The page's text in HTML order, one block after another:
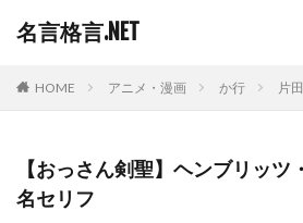
名言格言.NET
HOME アニメ・漫画 か行 片
【おっさん剣聖】ヘンブリッツ
名セリフ